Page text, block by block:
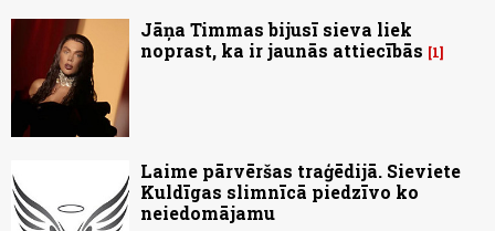
Jāņa Timmas bijusī sieva liek
noprast, ka ir jaunās attiecībās
1
Laime pārvēršas traģēdijā. Sieviete
Kuldīgas slimnīcā piedzīvo ko
neiedomājamu